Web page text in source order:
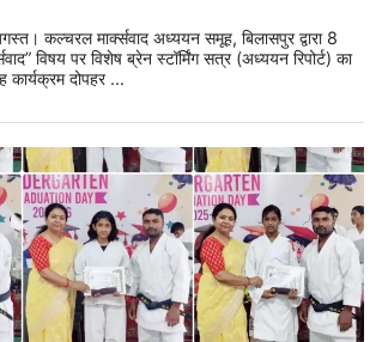
कल्चरल मार्क्सवाद अध्ययन समूह, बिलासपुर द्वारा 8
विषय पर विशेष ब्रेन स्टॉर्मिंग सत्र (अध्ययन रिपोर्ट) का
दोपहर ...